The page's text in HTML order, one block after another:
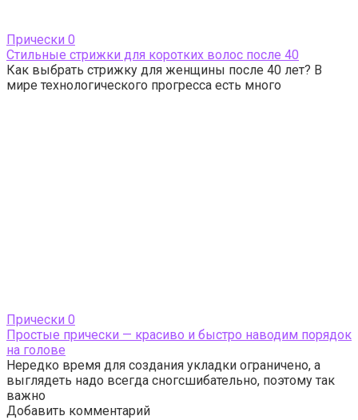
Прически 0
Стильные стрижки для коротких волос после 40
Как выбрать стрижку для женщины после 40 лет? В
мире технологического прогресса есть много
Прически 0
Простые прически — красиво и быстро наводим порядок
на голове
Нередко время для создания укладки ограничено, а
выглядеть надо всегда сногсшибательно, поэтому так
важно
Добавить комментарий